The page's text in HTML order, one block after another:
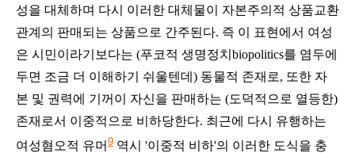
성을 대체하며 다시 이러한 대체물이 자본주의적 상품교환
관계의 판매되는 상품으로 간주된다. 즉 이 표현에서 여성
은 시민이라기보다는 (푸코적 생명정치biopolitics를 염두에
두면 조금 더 이해하기 쉬울텐데) 동물적 존재로, 또한 자
본 및 권력에 기꺼이 자신을 판매하는 (도덕적으로 열등한)
존재로서 이중적으로 비하당한다. 최근에 다시 유행하는
여성혐오적 유머 9 역시 '이중적 비하'의 이러한 도식을 충